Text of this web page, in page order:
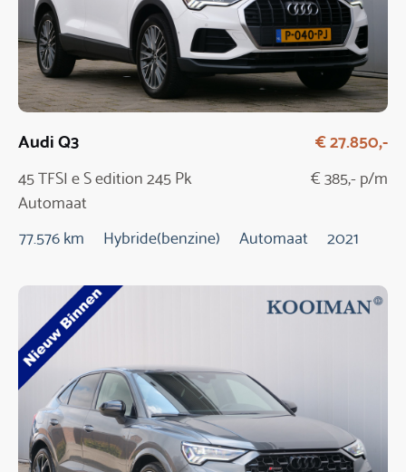
Audi Q3
45 TFSI e S edition 245 Pk
Automaat
€ 27.850,-
€ 385,- p/m
77.576 km Hybride(benzine) Automaat 2021